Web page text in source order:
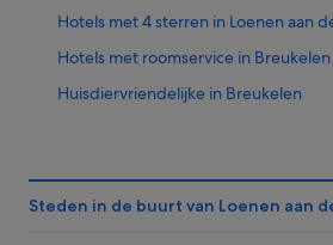
Hotels met 4 sterren in Loenen aan
Hotels met roomservice in Breukelen
Huisdiervriendelijke in Breukelen
Hotels met airconditioning in
Steden in de buurt van Loenen aan